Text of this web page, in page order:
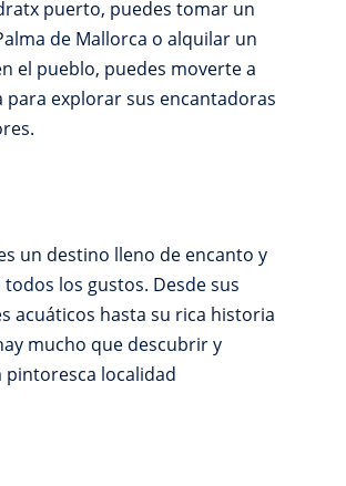
puerto, puedes tomar un
de Mallorca o alquilar un
el pueblo, puedes moverte a
para explorar sus encantadoras
un destino lleno de encanto y
los gustos. Desde sus
acuáticos hasta su rica historia
mucho que descubrir y
localidad